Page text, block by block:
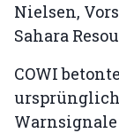
Nielsen,
Sahara
COWI